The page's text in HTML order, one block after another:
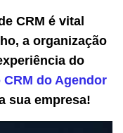
CRM é vital
a organização
do
do Agendor
sua empresa!